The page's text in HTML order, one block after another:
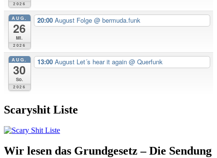
2026
AUG.
26
Mi.
2026
20:00 August Folge @ bermuda.funk
AUG.
30
So.
2026
13:00 August Let´s hear it again @ Querfunk
Scaryshit Liste
Wir lesen das Grundgesetz – Die Sendung